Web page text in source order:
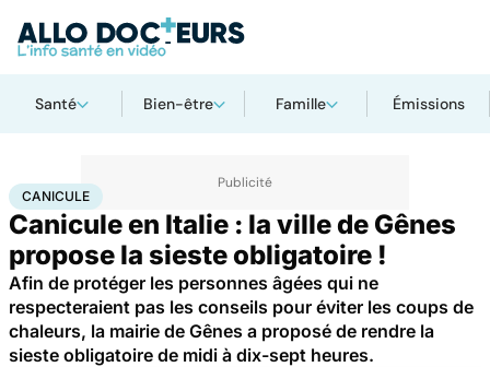
Santé Bien-être Famille Émissions
AccueilSantéMaladies
CANICULE
Canicule en Italie : la ville de Gênes
propose la sieste obligatoire !
Afin de protéger les personnes âgées qui ne
respecteraient pas les conseils pour éviter les coups de
chaleurs, la mairie de Gênes a proposé de rendre la
sieste obligatoire de midi à dix-sept heures.